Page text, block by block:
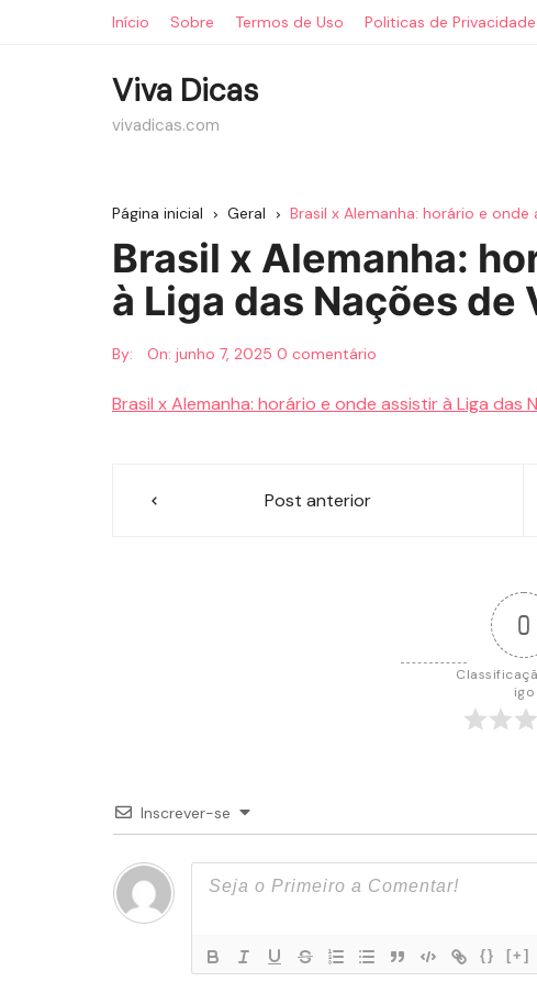
Início Sobre Termos de Uso Politicas de Privacidade
Viva Dicas
vivadicas.com
Página inicial Geral Brasil x Alemanha: horário e onde
Brasil x Alemanha:
à Liga das Nações de
By: On: junho 7, 2025 0 comentário
Brasil x Alemanha: horário e onde assistir à Liga das
NavegaçãoPost anterior
0
igo
Inscrever-se
{} [+]